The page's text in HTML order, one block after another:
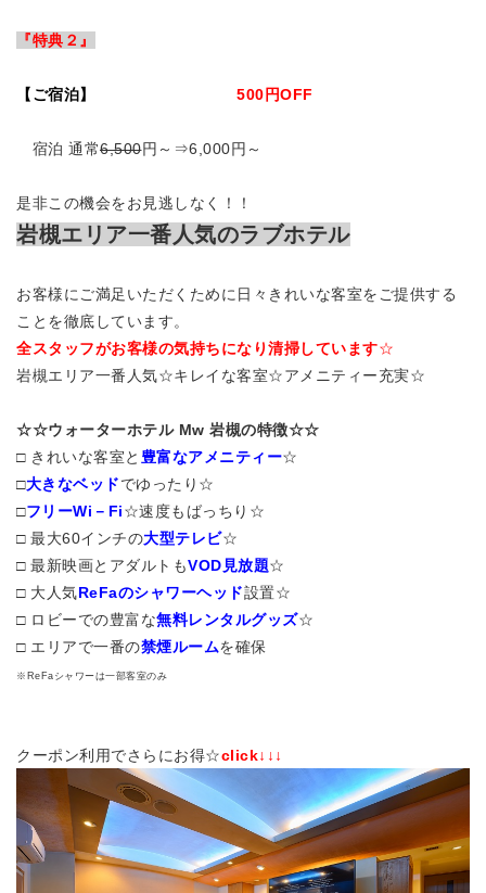
『特典２』
【ご宿泊】 500円OFF
宿泊 通常6,500円～⇒6,000円～
是非この機会をお見逃しなく！！
岩槻エリア一番人気のラブホテル
お客様にご満足いただくために日々きれいな客室をご提供する
ことを徹底しています。
全スタッフがお客様の気持ちになり清掃しています☆
岩槻エリア一番人気☆キレイな客室☆アメニティー充実☆
☆☆ウォーターホテル Mw 岩槻の特徴☆☆
□ きれいな客室と 豊富なアメニティー☆
□大きなベッドでゆったり☆
□フリーWi－Fi☆速度もばっちり☆
□ 最大60インチの大型テレビ☆
□ 最新映画とアダルトもVOD見放題☆
□ 大人気ReFaのシャワーヘッド設置☆
□ ロビーでの豊富な無料レンタルグッズ☆
□ エリアで一番の禁煙ルームを確保
※ReFaシャワーは一部客室のみ
クーポン利用でさらにお得☆click↓↓↓